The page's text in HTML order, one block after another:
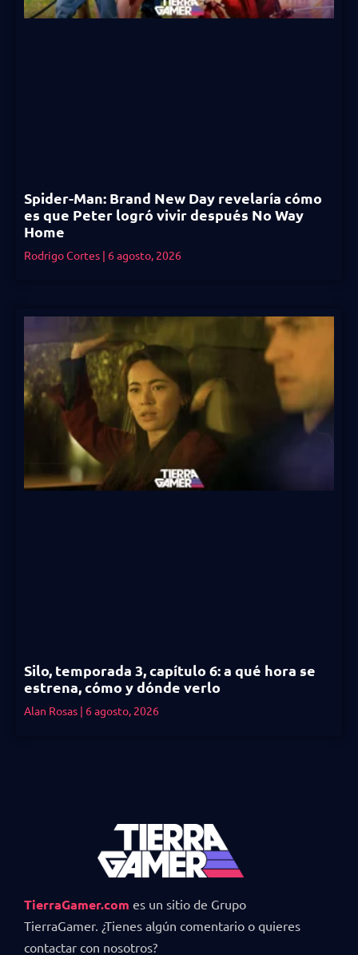
Spider-Man: Brand New Day revelaría cómo
es que Peter logró vivir después No Way
Home
Rodrigo Cortes 6 agosto, 2026
Silo, temporada 3, capítulo 6: a qué hora se
estrena, cómo y dónde verlo
Alan Rosas 6 agosto, 2026
TierraGamer.com es un sitio de Grupo
TierraGamer. ¿Tienes algún comentario o quieres
contactar con nosotros?